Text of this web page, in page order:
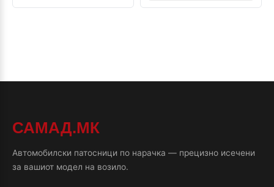
САМАД.МК
Автомобилски патосници по нарачка — прецизно исечени
за вашиот модел на возило.